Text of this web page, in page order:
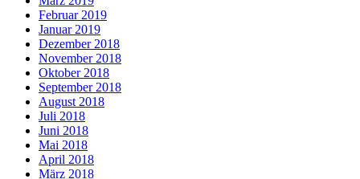
Februar 2019
Januar 2019
Dezember 2018
November 2018
Oktober 2018
September 2018
August 2018
Juli 2018
Juni 2018
Mai 2018
April 2018
März 2018